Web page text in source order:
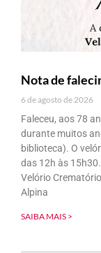
Nota de
6 de agosto de 2026
Faleceu, aos 78
durante muitos
biblioteca). O
das 12h às
Velório
Alpina
SAIBA MAIS >